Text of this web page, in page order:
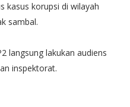
kasus korupsi di wilayah
sambal.
langsung lakukan audiens
inspektorat.